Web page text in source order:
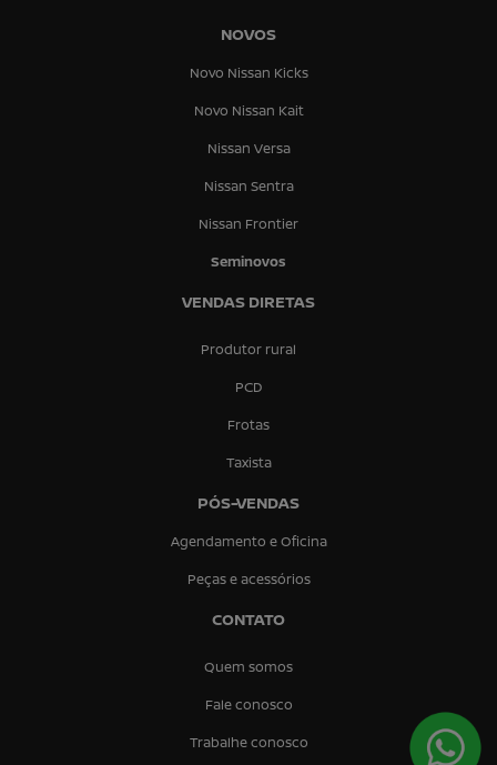
NOVOS
Novo Nissan Kicks
Novo Nissan Kait
Nissan Versa
Nissan Sentra
Nissan Frontier
Seminovos
VENDAS DIRETAS
Produtor rural
PCD
Frotas
Taxista
PÓS-VENDAS
Agendamento e Oficina
Peças e acessórios
CONTATO
Quem somos
Fale conosco
Trabalhe conosco